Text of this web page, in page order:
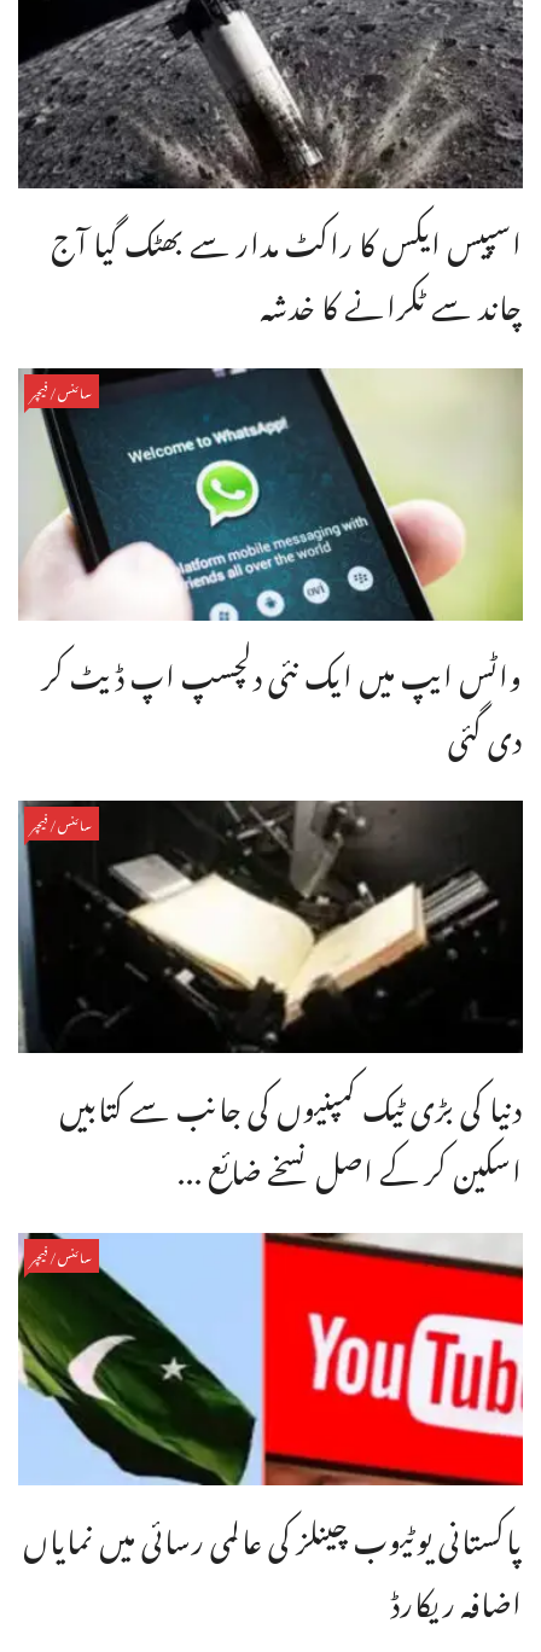
اسپیس ایکس کا راکٹ مدار سے بھٹک گیا آج
چاند سے ٹکرانے کا خدشہ
سائنس/فیچر
واٹس ایپ میں ایک نئی دلچسپ اپ ڈیٹ کر
دی گئی
سائنس/فیچر
دنیا کی بڑی ٹیک کمپنیوں کی جانب سے کتابیں
اسکین کر کے اصل نسخے ضائع ...
سائنس/فیچر
پاکستانی یوٹیوب چینلز کی عالمی رسائی میں نمایاں
اضافہ ریکارڈ